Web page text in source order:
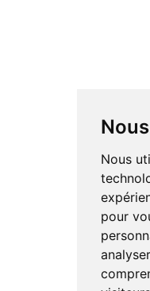
Nous
pour